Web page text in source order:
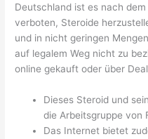
Deutschland ist es nach
verboten, Steroide
und in nicht geringen
auf legalem Weg nicht zu
online gekauft oder über
Dieses Steroid und
die Arbeitsgruppe von
Das Internet bietet